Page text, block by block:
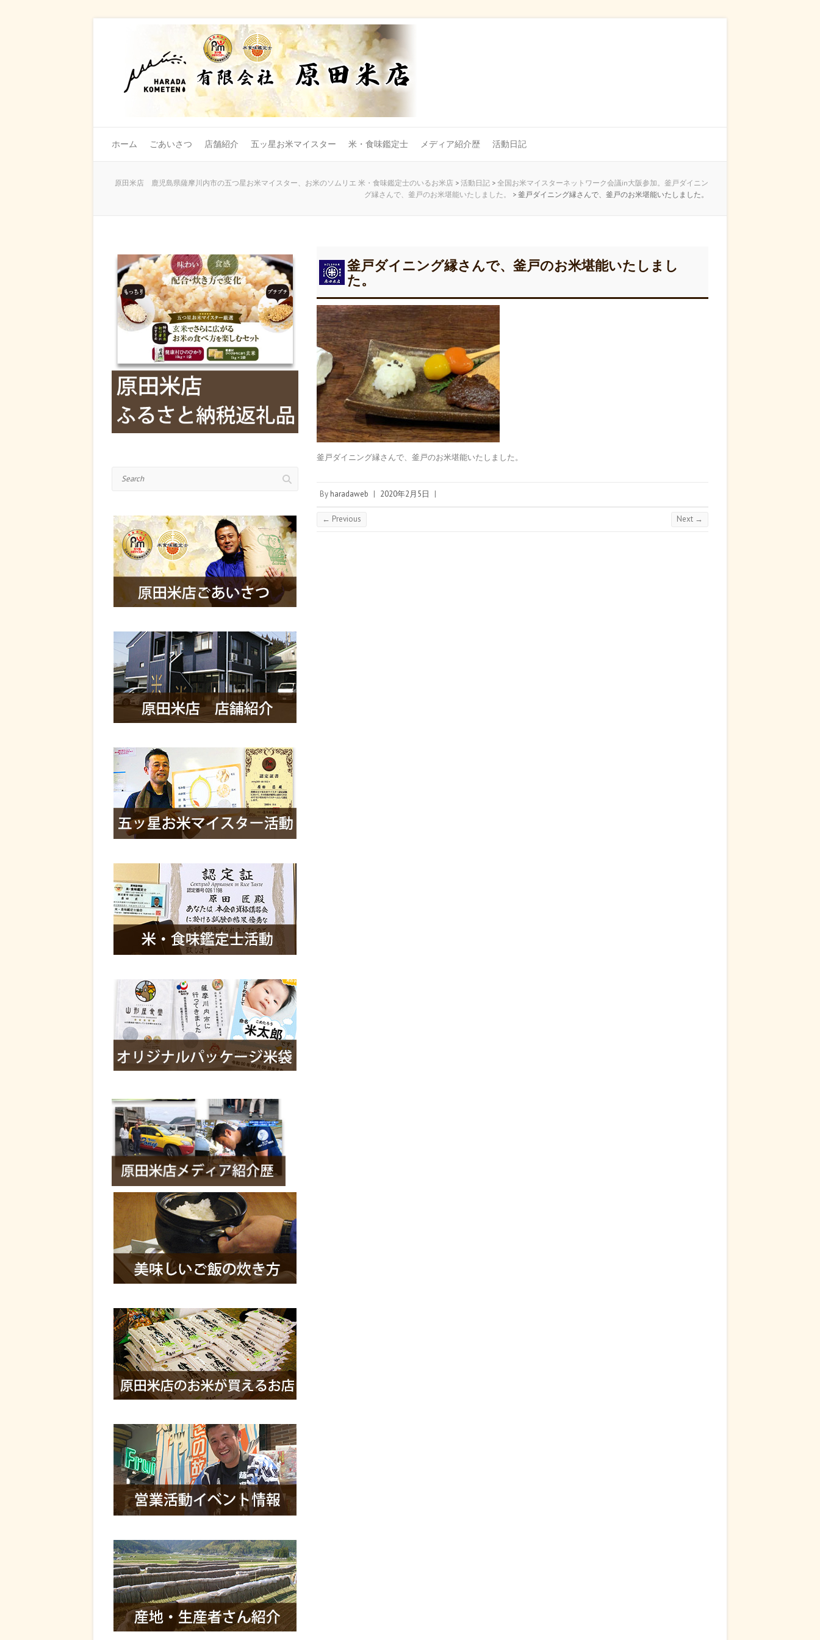
ホーム ごあいさつ 店舗紹介 五ッ星お米マイスター 米・食味鑑定士 メディア紹介歴 活動日記
原田米店 鹿児島県薩摩川内市の五つ星お米マイスター、お米のソムリエ 米・食味鑑定士のいるお米店 > 活動日記 > 全国お米マイスターネットワーク会議in大阪参加。釜戸ダイニン
グ縁さんで、釜戸のお米堪能いたしました。
> 釜戸ダイニング縁さんで、釜戸のお米堪能いたしました。
釜戸ダイニング縁さんで、釜戸のお米堪能いたしまし
た。
釜戸ダイニング縁さんで、釜戸のお米堪能いたしました。
By haradaweb | 2020年2月5日 |
← Previous Next →